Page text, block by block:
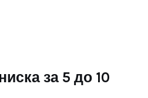
за 5 до 10